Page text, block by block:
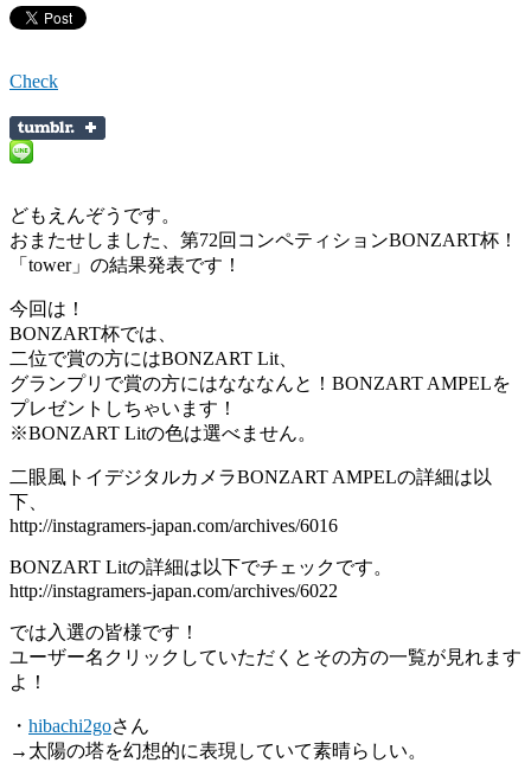
Check
どもえんぞうです。
おまたせしました、第72回コンペティションBONZART杯！
「tower」の結果発表です！
今回は！
BONZART杯では、
二位で賞の方にはBONZART Lit、
グランプリで賞の方にはなななんと！BONZART AMPELを
プレゼントしちゃいます！
※BONZART Litの色は選べません。
二眼風トイデジタルカメラBONZART AMPELの詳細は以
下、
http://instagramers-japan.com/archives/6016
BONZART Litの詳細は以下でチェックです。
http://instagramers-japan.com/archives/6022
では入選の皆様です！
ユーザー名クリックしていただくとその方の一覧が見れます
よ！
・ hibachi2goさん
→太陽の塔を幻想的に表現していて素晴らしい。